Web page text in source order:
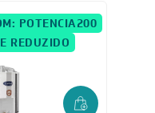
POTENCIA200
REDUZIDO